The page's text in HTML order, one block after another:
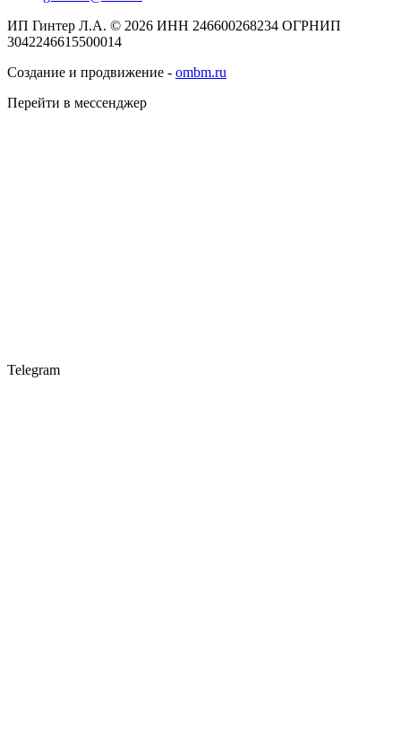
ИП Гинтер Л.А. © 2026 ИНН 246600268234 ОГРНИП
3042246615500014
Создание и продвижение - ombm.ru
Перейти в мессенджер
Telegram